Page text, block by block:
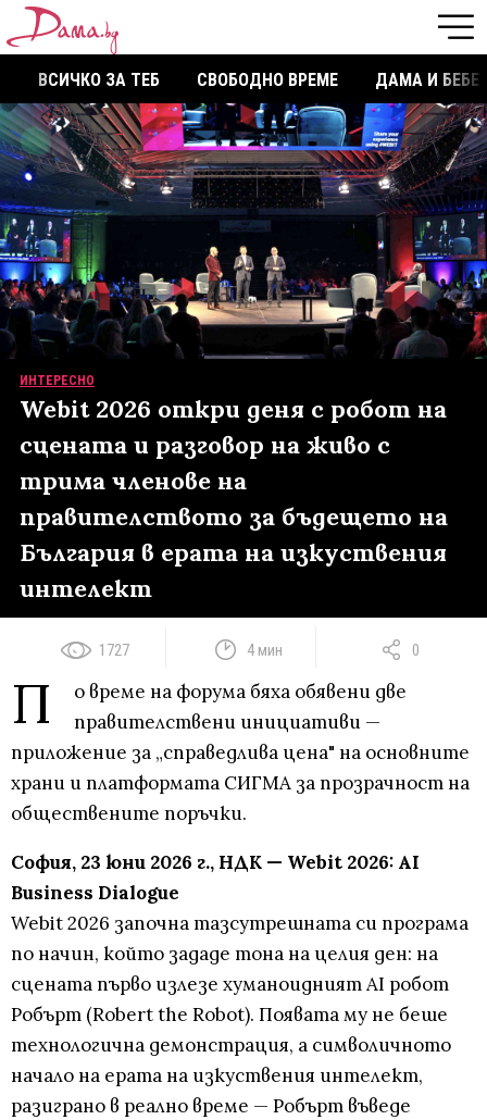
ВСИЧКО ЗА ТЕБ СВОБОДНО ВРЕМЕ ДАМА И БЕБЕ
ИНТЕРЕСНО
Webit 2026 откри деня с робот на
сцената и разговор на живо с
трима членове на
правителството за бъдещето на
България в ерата на изкуствения
интелект
1727 4 мин 0
П
о време на форума бяха обявени две
правителствени инициативи —
приложение за „справедлива цена" на основните
храни и платформата СИГМА за прозрачност на
обществените поръчки.
София, 23 юни 2026 г., НДК — Webit 2026: AI
Business Dialogue
Webit 2026 започна тазсутрешната си програма
по начин, който зададе тона на целия ден: на
сцената първо излезе хуманоидният AI робот
Робърт (Robert the Robot). Появата му не беше
технологична демонстрация, а символичното
начало на ерата на изкуствения интелект,
разиграно в реално време — Робърт въведе